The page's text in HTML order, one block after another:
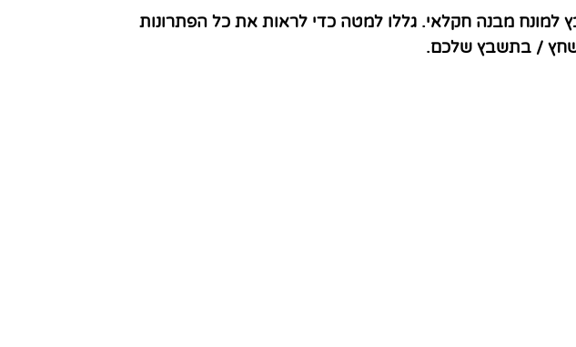
מבנה חקלאי. גללו למטה כדי לראות את כל הפתרונות
/ בתשבץ שלכם.